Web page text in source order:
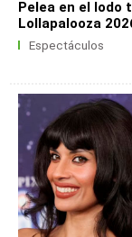
Pelea en el lodo
Lollapalooza
Espectáculos